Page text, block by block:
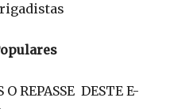
REPASSE DESTE E-